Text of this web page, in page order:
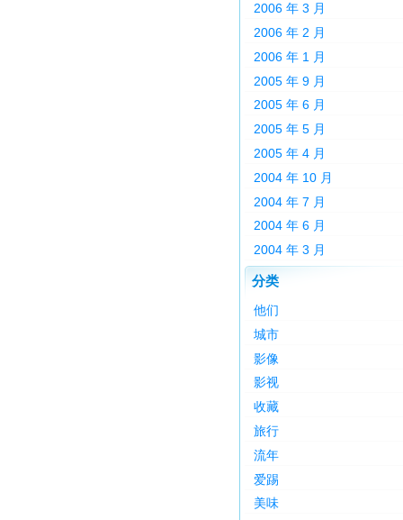
2006 年 3 月
2006 年 2 月
2006 年 1 月
2005 年 9 月
2005 年 6 月
2005 年 5 月
2005 年 4 月
2004 年 10 月
2004 年 7 月
2004 年 6 月
2004 年 3 月
分类
他们
城市
影像
影视
收藏
旅行
流年
爱踢
美味